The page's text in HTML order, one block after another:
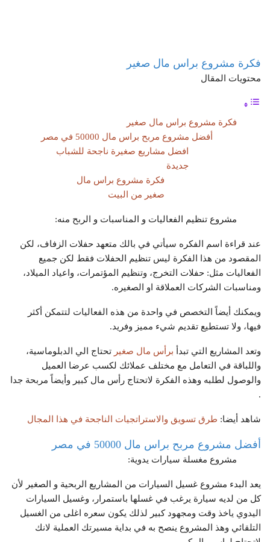
فكرة مشروع براس مال صغير
محتويات المقال
فكرة مشروع براس مال صغير
أفضل مشروع مربح براس مال 50000 في مصر
افضل مشاريع صغيرة ناجحة للشباب
جديدة
فكرة مشروع براس مال
صغير من البيت
مشروع تنظيم الفعاليات و المناسبات و الربح منه:
عند قراءة اسم الفكره سيأتي في بالك متعهد حفلات الزفاف، لكن
المقصود من هذا الفكرة ليس تنظيم الحفلات فقط لكن جميع
الفعاليات مثل: حفلات التخرج، وتنظيم المؤتمرات، واعياد الميلاد،
ومناسبات الشركات العملاقة او الصغيره.
ويمكنك أيضاً التخصص في واحدة من هذه الفعاليات لتتمكن أكثر
فيها، ولا تستطيع تقديم شيء مميز وفريد.
وتعد المشاريع التي تبدأ برأس مال صغير تحتاج الي الدبلوماسية،
واللباقة في التعامل مع مختلف عملائك لكسب عرضا العميل
والوصول لطلبه وهذه الفكرة لاتحتاج رأس مال كبير وأيضاً مربحة جدا
.
شاهد أيضا: طرق تسويق والاستراتجيات الناجحة في هذا المجال
أفضل مشروع مربح براس مال 50000 في مصر
مشروع مغسلة سيارات يدوية:
يعد البدء مشروع غسيل السيارات من المشاريع الربحية و الصغير لأن
كل من لديه سيارة يرغب في غسلها باستمرار، وغسيل السيارات
اليدوي ياخذ وقت ومجهود كبير لذلك يكون سعره اغلى من الغسيل
التلقائي وهذ المشروع ينصح به في بداية مسيرتك العملية لانك